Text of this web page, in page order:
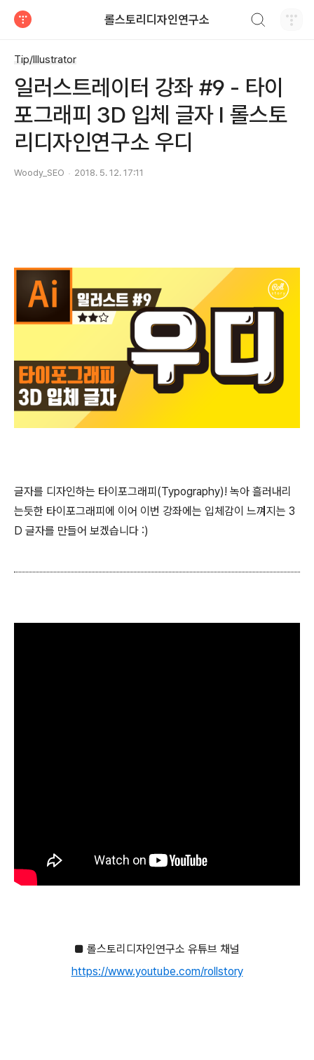
롤스토리디자인연구소
Tip/Illustrator
일러스트레이터 강좌 #9 - 타이
포그래피 3D 입체 글자 I 롤스토
리디자인연구소 우디
Woody_SEO 2018. 5. 12. 17:11
글자를 디자인하는 타이포그래피(Typography)! 녹아 흘러내리
는듯한 타이포그래피에 이어 이번 강좌에는 입체감이 느껴지는 3
D 글자를 만들어 보겠습니다 :)
■ 롤스토리디자인연구소 유튜브 채널
https://www.youtube.com/rollstory